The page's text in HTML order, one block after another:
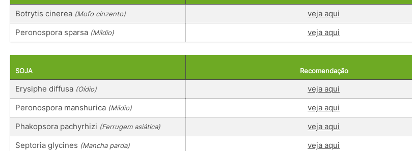
Botrytis cinerea (Mofo cinzento)
veja aqui
Peronospora sparsa (Míldio) veja aqui
SOJA Recomendação
Erysiphe diffusa (Oídio)
veja aqui
Peronospora manshurica (Míldio)
veja aqui
Phakopsora pachyrhizi (Ferrugem asiática)
veja aqui
Septoria glycines (Mancha parda) veja aqui